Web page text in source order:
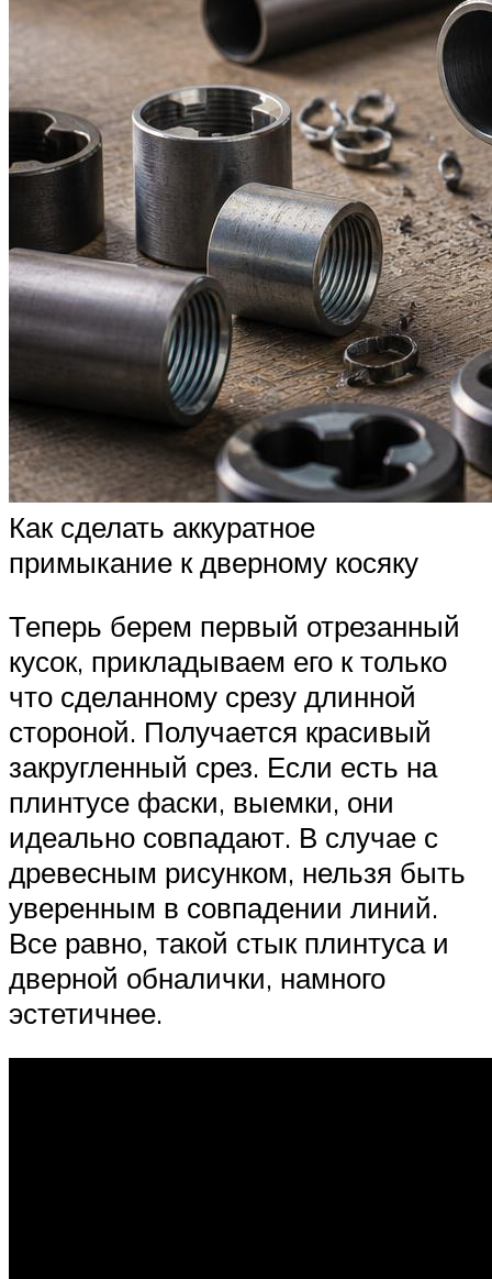
Как сделать аккуратное
примыкание к дверному косяку
Теперь берем первый отрезанный
кусок, прикладываем его к только
что сделанному срезу длинной
стороной. Получается красивый
закругленный срез. Если есть на
плинтусе фаски, выемки, они
идеально совпадают. В случае с
древесным рисунком, нельзя быть
уверенным в совпадении линий.
Все равно, такой стык плинтуса и
дверной обналички, намного
эстетичнее.